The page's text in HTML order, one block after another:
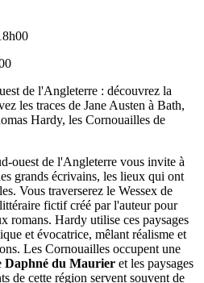
de l'Angleterre : découvrez la
les traces de Jane Austen à Bath,
Hardy, les Cornouailles de
ouest de l'Angleterre vous invite à
grands écrivains, les lieux qui ont
Vous traverserez le Wessex de
fictif créé par l'auteur pour
romans. Hardy utilise ces paysages
et évocatrice, mêlant réalisme et
Les Cornouailles occupent une
Daphné du Maurier et les paysages
de cette région servent souvent de